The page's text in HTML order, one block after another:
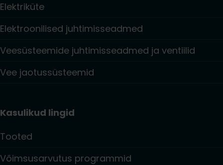
Elektriküte
Elektroonilised juhtimisseadmed
Veesüsteemide juhtimisseadmed ja ventiilid
Vee jaotussüsteemid
Kasulikud lingid
Tooted
Võimsusarvutus programmid